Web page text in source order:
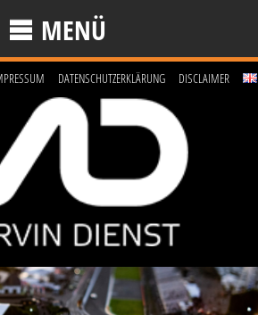
MENÜ
DATENSCHUTZERKLÄRUNG DISCLAIMER